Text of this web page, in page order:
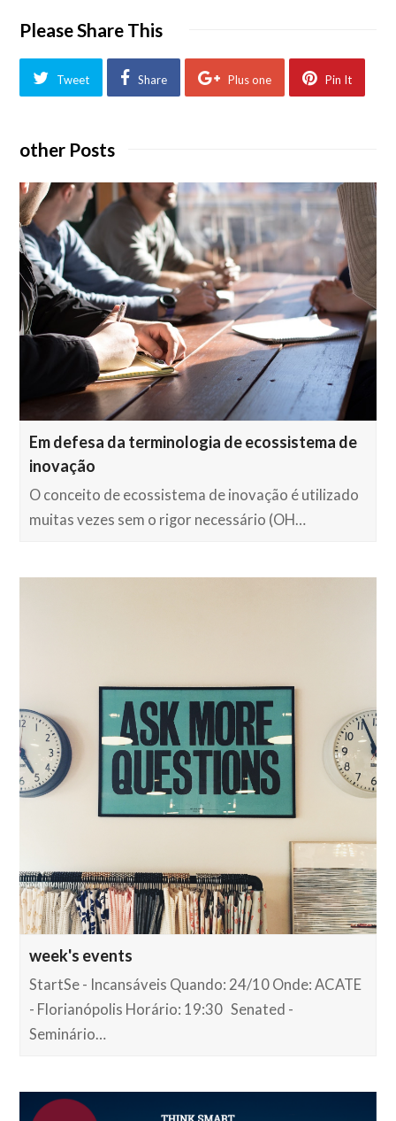
Please Share This
Tweet Share Plus one Pin It
other Posts
Em defesa da terminologia de ecossistema de
inovação
O conceito de ecossistema de inovação é utilizado
muitas vezes sem o rigor necessário (OH…
week's events
StartSe - Incansáveis Quando: 24/10 Onde: ACATE
- Florianópolis Horário: 19:30 Senated -
Seminário…